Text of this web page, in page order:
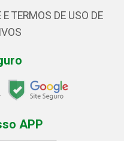
TERMOS DE USO DE
APP